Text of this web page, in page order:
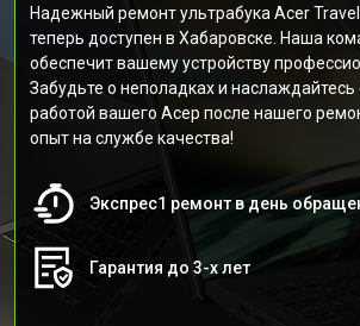
Надежный ремонт ультрабука Acer
теперь доступен в Хабаровске. Наша
обеспечит вашему устройству
Забудьте о неполадках и наслаждайтесь
работой вашего Асер после нашего
опыт на службе качества!
Экспрес1 ремонт в день
Гарантия до 3-х лет